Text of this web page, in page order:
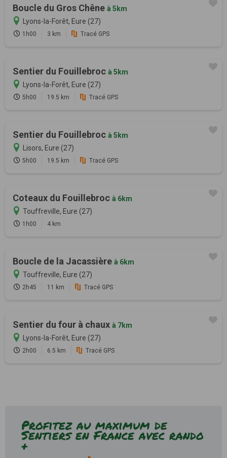
Boucle du Gros Chêne à 5km
Lyons-la-Forêt, Eure (27)
1h00 3 km Tracé GPS
Sentier du Fouillebroc à 5km
Lyons-la-Forêt, Eure (27)
5h00 19.5 km Tracé GPS
Sentier du Fouillebroc à 5km
Lisors, Eure (27)
5h00 19.5 km Tracé GPS
Coteaux du Fouillebroc à 6km
Touffreville, Eure (27)
1h00 4 km
Boucle de la Jacassière à 6km
Touffreville, Eure (27)
2h45 11 km Tracé GPS
Sentier du four à chaux à 7km
Lyons-la-Forêt, Eure (27)
2h00 6.5 km Tracé GPS
Profitez au maximum de
Sentiers en France avec rando
+